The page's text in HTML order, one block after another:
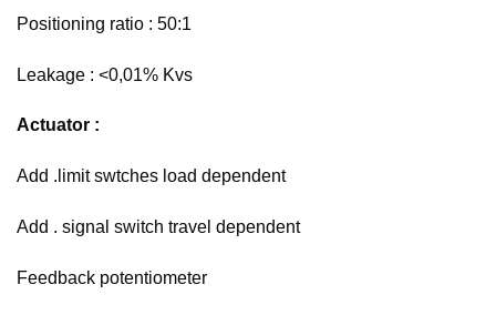
Positioning ratio : 50:1
Leakage : <0,01% Kvs
Actuator :
Add .limit swtches load dependent
Add . signal switch travel dependent
Feedback potentiometer